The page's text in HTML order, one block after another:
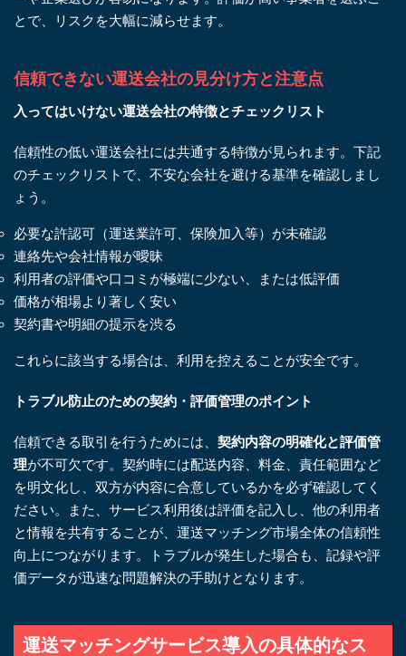
とで、リスクを大幅に減らせます。
信頼できない運送会社の見分け方と注意点
入ってはいけない運送会社の特徴とチェックリスト
信頼性の低い運送会社には共通する特徴が見られます。下記
のチェックリストで、不安な会社を避ける基準を確認しまし
ょう。
必要な許認可（運送業許可、保険加入等）が未確認
連絡先や会社情報が曖昧
利用者の評価や口コミが極端に少ない、または低評価
価格が相場より著しく安い
契約書や明細の提示を渋る
これらに該当する場合は、利用を控えることが安全です。
トラブル防止のための契約・評価管理のポイント
信頼できる取引を行うためには、 契約内容の明確化と評価管
理が不可欠です。契約時には配送内容、料金、責任範囲など
を明文化し、双方が内容に合意しているかを必ず確認してく
ださい。また、サービス利用後は評価を記入し、他の利用者
と情報を共有することが、運送マッチング市場全体の信頼性
向上につながります。トラブルが発生した場合も、記録や評
価データが迅速な問題解決の手助けとなります。
運送マッチングサービス導入の具体的なス